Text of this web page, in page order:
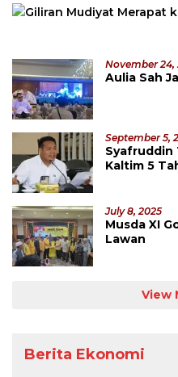
November 24,
Aulia Sah
September 5,
Syafruddin
Kaltim 5
July 8, 2025
Musda XI
Lawan
View
Berita Ekonomi